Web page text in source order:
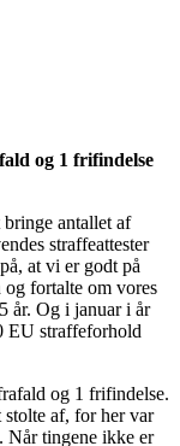
og 1 frifindelse
bringe antallet af
straffeattester
at vi er godt på
fortalte om vores
år. Og i januar i år
EU straffeforhold
og 1 frifindelse.
af, for her var
Når tingene ikke er